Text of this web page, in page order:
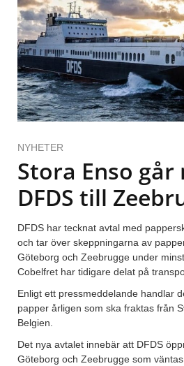
NYHETER
Stora Enso går
DFDS till
DFDS har tecknat avtal med
och tar över skeppningarna av
Göteborg och Zeebrugge under
Cobelfret har tidigare delat på
Enligt ett pressmeddelande handlar
papper årligen som ska fraktas från
Belgien.
Det nya avtalet innebär att DFDS
Göteborg och Zeebrugge som